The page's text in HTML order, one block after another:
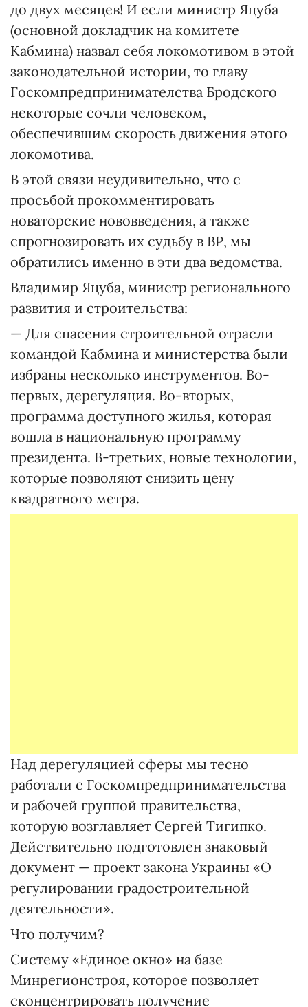
до двух месяцев! И если министр Яцуба
(основной докладчик на комитете
Кабмина) назвал себя локомотивом в этой
законодательной истории, то главу
Госкомпредпринимателства Бродского
некоторые сочли человеком,
обеспечившим скорость движения этого
локомотива.
В этой связи неудивительно, что с
просьбой прокомментировать
новаторские нововведения, а также
спрогнозировать их судьбу в ВР, мы
обратились именно в эти два ведомства.
Владимир Яцуба, министр регионального
развития и строительства:
— Для спасения строительной отрасли
командой Кабмина и министерства были
избраны несколько инструментов. Во-
первых, дерегуляция. Во-вторых,
программа доступного жилья, которая
вошла в национальную программу
президента. В-третьих, новые технологии,
которые позволяют снизить цену
квадратного метра.
Над дерегуляцией сферы мы тесно
работали с Госкомпредпринимательства
и рабочей группой правительства,
которую возглавляет Сергей Тигипко.
Действительно подготовлен знаковый
документ — проект закона Украины «О
регулировании градостроительной
деятельности».
Что получим?
Систему «Единое окно» на базе
Минрегионстроя, которое позволяет
сконцентрировать получение